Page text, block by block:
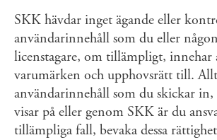
SKK hävdar inget ägande eller
användarinnehåll som du eller
licenstagare, om tillämpligt, innehar
varumärken och upphovsrätt till. Allt
användarinnehåll som du skickar
visar på eller genom SKK är du
tillämpliga fall, bevaka dessa